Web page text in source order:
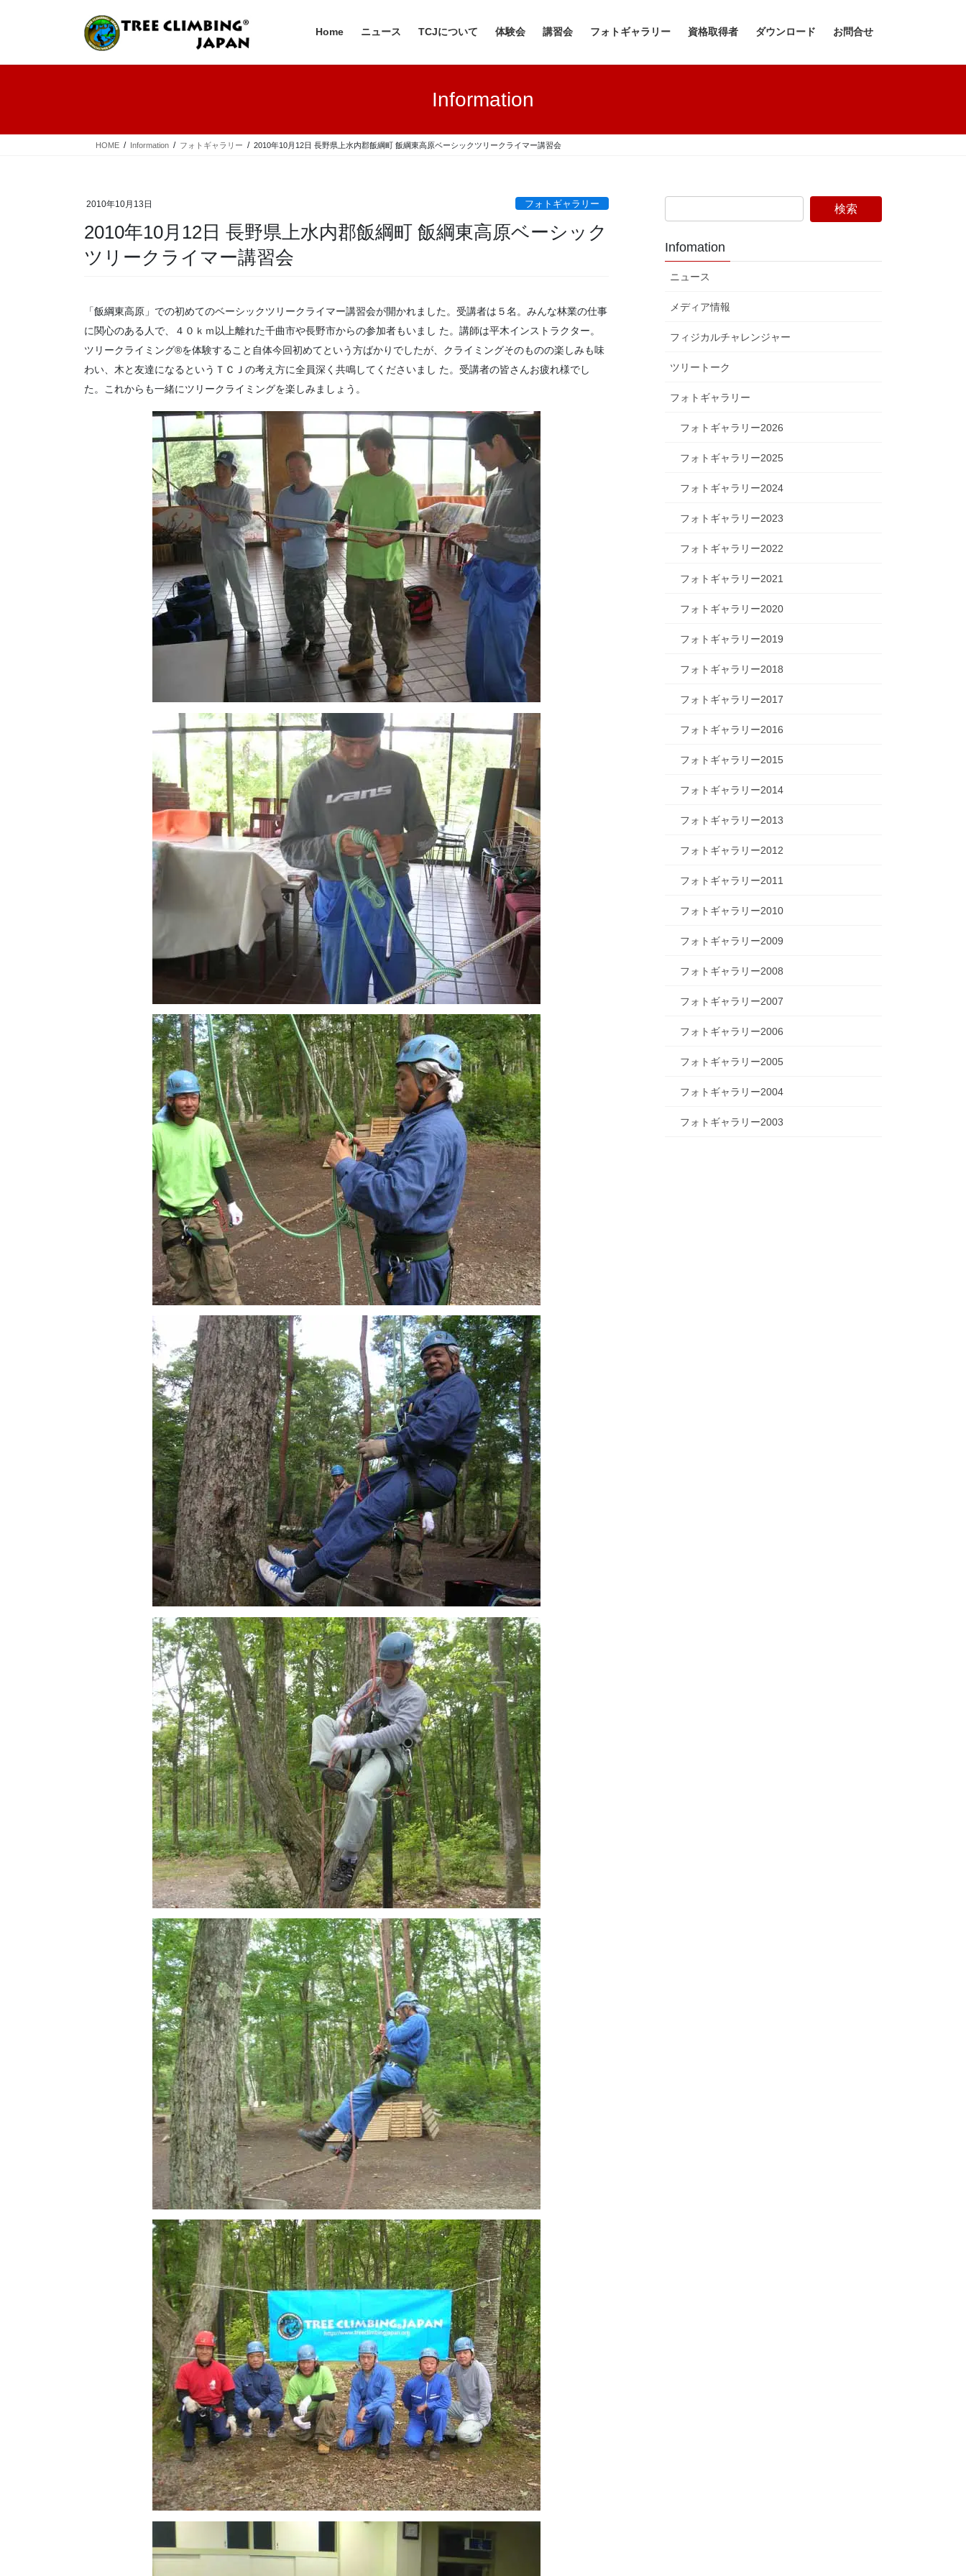
ツ
シ
Home ニュース TCJについて 体験会 講習会 フォトギャラリー 資格取得者 ダウンロード お問合せ
Information
HOME Information フォトギャラリー 2010年10月12日 長野県上水内郡飯綱町 飯綱東高原ベーシックツリークライマー講習会
2010年10月13日 フォトギャラリー
2010年10月12日 長野県上水内郡飯綱町 飯綱東高原ベーシック
ツリークライマー講習会
「飯綱東高原」での初めてのベーシックツリークライマー講習会が開かれました。受講者は５名。みんな林業の仕事
に関心のある人で、４０ｋｍ以上離れた千曲市や長野市からの参加者もいまし た。講師は平木インストラクター。
ツリークライミング®を体験すること自体今回初めてという方ばかりでしたが、クライミングそのものの楽しみも味
わい、木と友達になるというＴＣＪの考え方に全員深く共鳴してくださいまし た。受講者の皆さんお疲れ様でし
た。これからも一緒にツリークライミングを楽しみましょう。
Infomation
ニュース
メディア情報
フィジカルチャレンジャー
ツリートーク
フォトギャラリー
フォトギャラリー2026
フォトギャラリー2025
フォトギャラリー2024
フォトギャラリー2023
フォトギャラリー2022
フォトギャラリー2021
フォトギャラリー2020
フォトギャラリー2019
フォトギャラリー2018
フォトギャラリー2017
フォトギャラリー2016
フォトギャラリー2015
フォトギャラリー2014
フォトギャラリー2013
フォトギャラリー2012
フォトギャラリー2011
フォトギャラリー2010
フォトギャラリー2009
フォトギャラリー2008
フォトギャラリー2007
フォトギャラリー2006
フォトギャラリー2005
フォトギャラリー2004
フォトギャラリー2003